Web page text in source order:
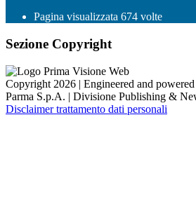
Pagina visualizzata 674 volte
Sezione Copyright
Copyright 2026 | Engineered and
Parma S.p.A. | Divisione Publishing &
Disclaimer trattamento dati personali